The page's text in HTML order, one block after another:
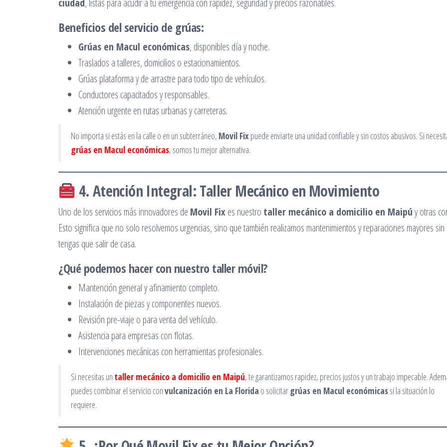
ciudad, listas para acudir a tu emergencia con rapidez, seguridad y precios razonables.
Beneficios del servicio de grúas:
Grúas en Macul económicas, disponibles día y noche.
Traslados a talleres, domicilios o estacionamientos.
Grúas plataforma y de arrastre para todo tipo de vehículos.
Conductores capacitados y responsables.
Atención urgente en rutas urbanas y carreteras.
No importa si estás en la calle o en un subterráneo, Movil Fixpuede enviarte una unidad confiable y sin costos abusivos. Si
grúas en Macul económicas, somos tu mejor alternativa.
4. Atención Integral: Taller Mecánico en Movimiento
Uno de los servicios más innovadores de Movil Fixes nuestro taller mecánico a domicilio en Maipúy otras
Esto significa que no solo resolvemos urgencias, sino que también realizamos mantenimientos y reparaciones mayores sin
tengas que salir de casa.
¿Qué podemos hacer con nuestro taller móvil?
Mantención general y afinamiento completo.
Instalación de piezas y componentes nuevos.
Revisión pre-viaje o para venta del vehículo.
Asistencia para empresas con flotas.
Intervenciones mecánicas con herramientas profesionales.
Si necesitas un taller mecánico a domicilio en Maipú, te garantizamos rapidez, precios justos y un trabajo impecable.
puedes combinar el servicio convulcanización en La Florida o solicitargrúas en Macul económicassi la situación lo
requiere.